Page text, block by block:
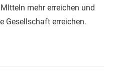
mehr erreichen und
Gesellschaft erreichen.